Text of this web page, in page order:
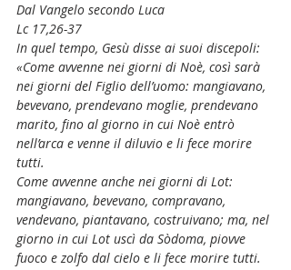
Dal Vangelo secondo Luca
Lc 17,26-37
In quel tempo, Gesù disse ai suoi discepoli:
«Come avvenne nei giorni di Noè, così sarà
nei giorni del Figlio dell’uomo: mangiavano,
bevevano, prendevano moglie, prendevano
marito, fino al giorno in cui Noè entrò
nell’arca e venne il diluvio e li fece morire
tutti.
Come avvenne anche nei giorni di Lot:
mangiavano, bevevano, compravano,
vendevano, piantavano, costruivano; ma, nel
giorno in cui Lot uscì da Sòdoma, piovve
fuoco e zolfo dal cielo e li fece morire tutti.